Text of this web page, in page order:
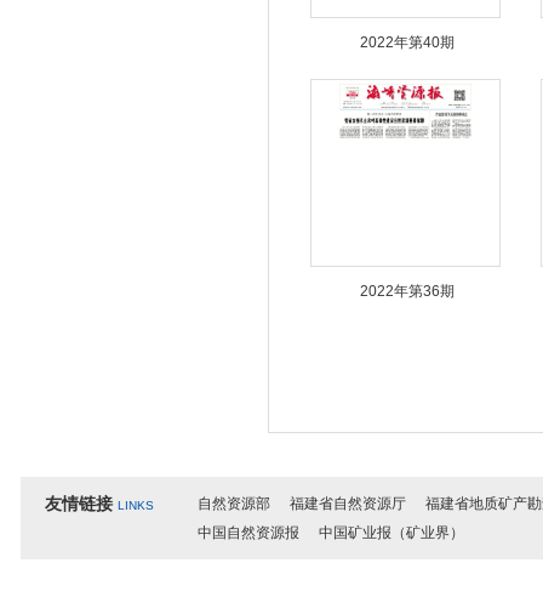
2022年第40期
2022年第36期
友情链接 LINKS 自然资源部 福建省自然资源厅
福建省地质矿产
中国自然资源报
中国矿业报（矿业界）